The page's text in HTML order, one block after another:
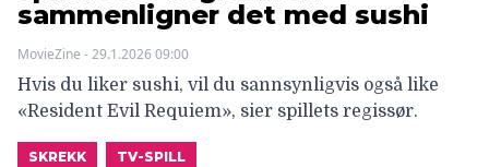
sammenligner det med sushi
MovieZine - 29.1.2026 09:00
Hvis du liker sushi, vil du sannsynligvis også like
«Resident Evil Requiem», sier spillets regissør.
SKREKK TV-SPILL